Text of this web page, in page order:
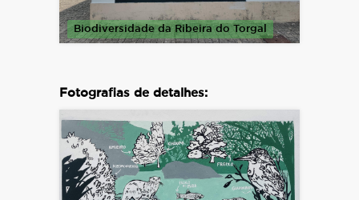
Biodiversidade da Ribeira do Torgal
Fotografias de detalhes: